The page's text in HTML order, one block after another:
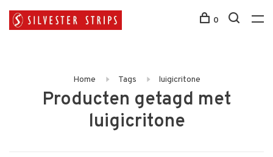
0
Home Tags luigicritone
Producten getagd met
luigicritone